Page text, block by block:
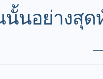
นอย่างสุด